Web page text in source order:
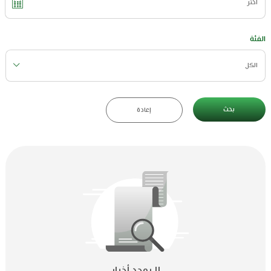
الفئة
الكل
بحث إعادة